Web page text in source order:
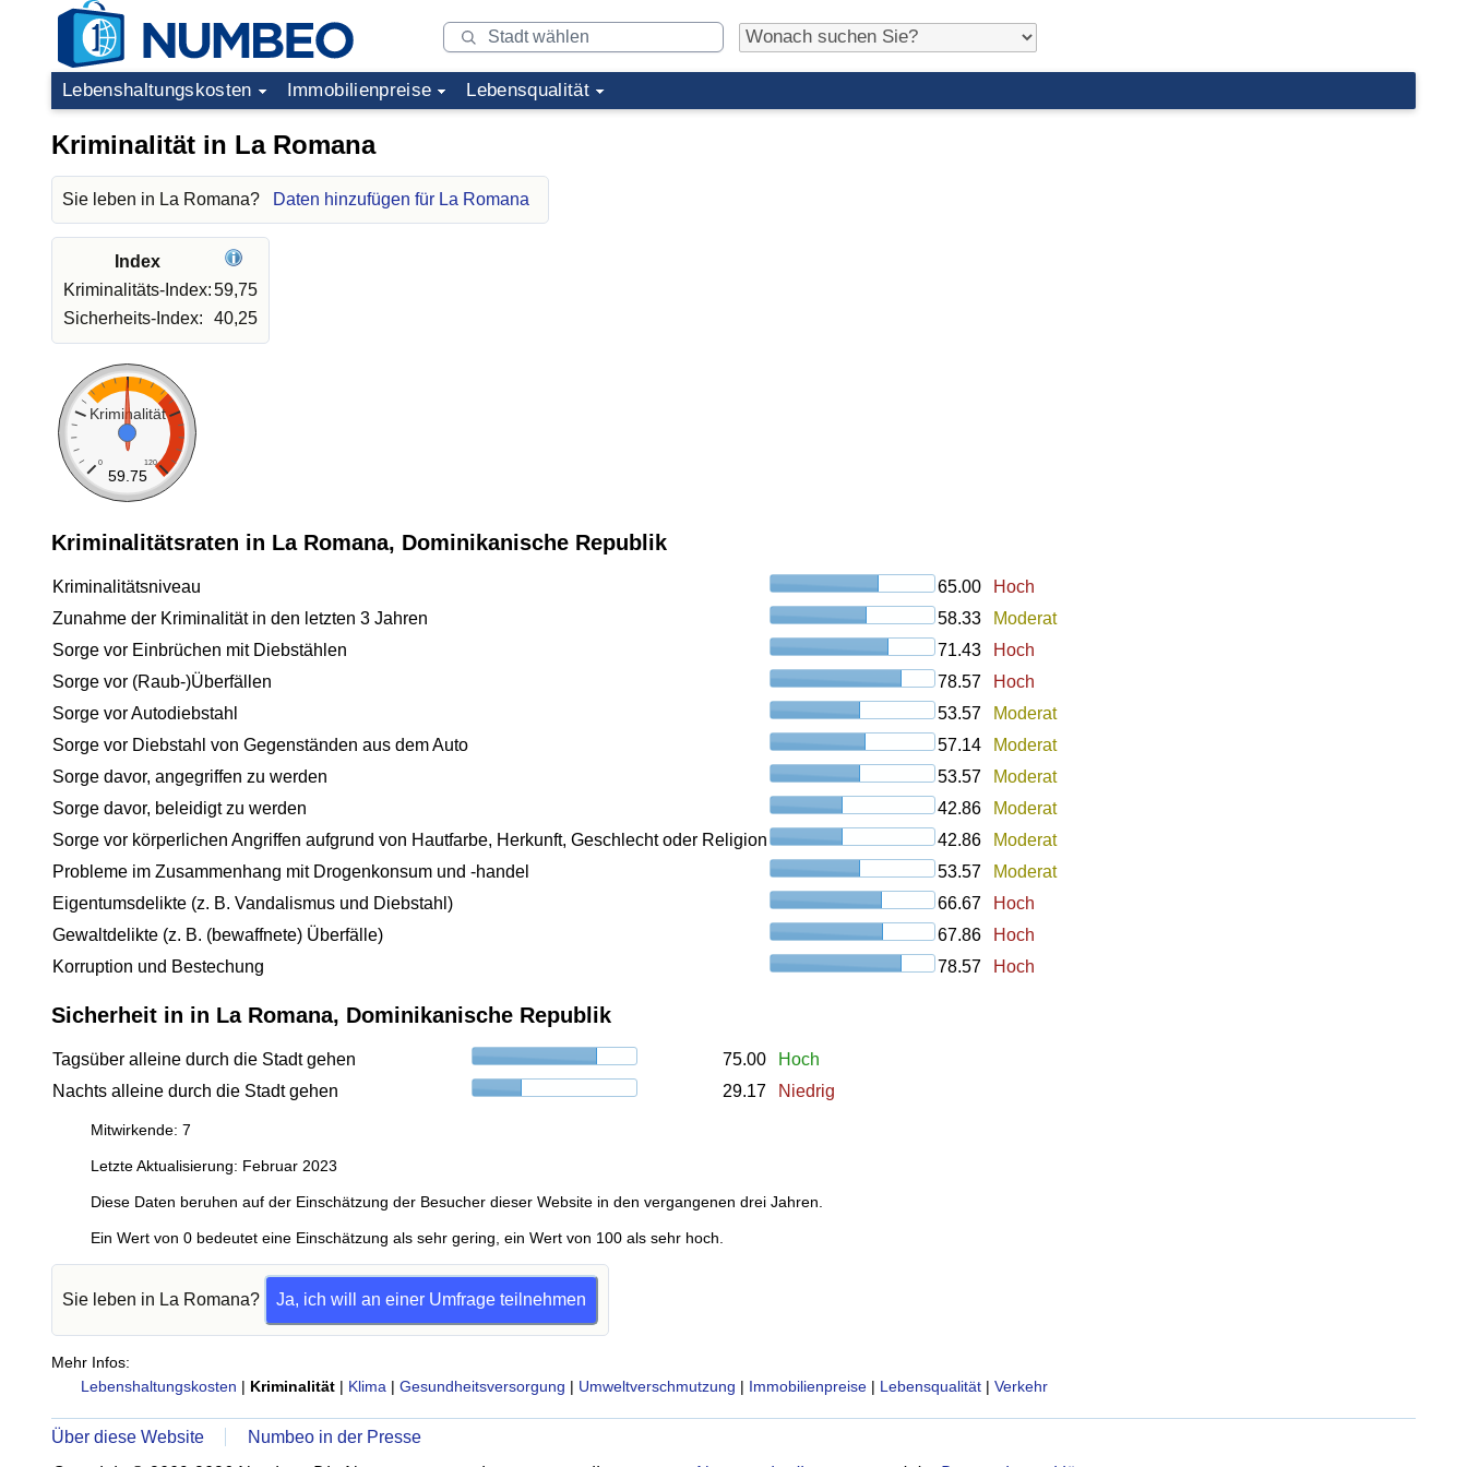
Lebenshaltungskosten Immobilienpreise Lebensqualität
Kriminalität in La Romana
Sie leben in La Romana? Daten hinzufügen für La Romana
Index
Kriminalitäts-Index:59,75
Sicherheits-Index:
40,25
Kriminalität
0 120
59.75
Kriminalitätsraten in La Romana, Dominikanische Republik
Kriminalitätsniveau 65.00
Hoch
Zunahme der Kriminalität in den letzten 3 Jahren
58.33
Moderat
Sorge vor Einbrüchen mit Diebstählen
71.43
Hoch
Sorge vor (Raub-)Überfällen
78.57
Hoch
Sorge vor Autodiebstahl
53.57
Moderat
Sorge vor Diebstahl von Gegenständen aus dem Auto
57.14
Moderat
Sorge davor, angegriffen zu werden
53.57
Moderat
Sorge davor, beleidigt zu werden
42.86
Moderat
Sorge vor körperlichen Angriffen aufgrund von Hautfarbe, Herkunft, Geschlecht oder Religion
42.86
Moderat
Probleme im Zusammenhang mit Drogenkonsum und -handel
53.57
Moderat
Eigentumsdelikte (z. B. Vandalismus und Diebstahl)
66.67
Hoch
Gewaltdelikte (z. B. (bewaffnete) Überfälle)
67.86
Hoch
Korruption und Bestechung
78.57 Hoch
Sicherheit in in La Romana, Dominikanische Republik
Tagsüber alleine durch die Stadt gehen 75.00
Hoch
Nachts alleine durch die Stadt gehen
29.17 Niedrig
Mitwirkende: 7
Letzte Aktualisierung: Februar 2023
Diese Daten beruhen auf der Einschätzung der Besucher dieser Website in den vergangenen drei Jahren.
Ein Wert von 0 bedeutet eine Einschätzung als sehr gering, ein Wert von 100 als sehr hoch.
Sie leben in La Romana? Ja, ich will an einer Umfrage teilnehmen
Mehr Infos:
Lebenshaltungskosten | Kriminalität | Klima | Gesundheitsversorgung | Umweltverschmutzung | Immobilienpreise | Lebensqualität | Verkehr
Über diese Website
Numbeo in der Presse